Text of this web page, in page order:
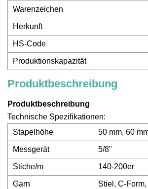
Warenzeichen
Herkunft
HS-Code
Produktionskapazität
Produktbeschreibung
Produktbeschreibung
Technische Spezifikationen:
Stapelhöhe
50 mm, 60
Messgerät 5/8"
Stiche/m 140-200er
Garn Stiel, C-